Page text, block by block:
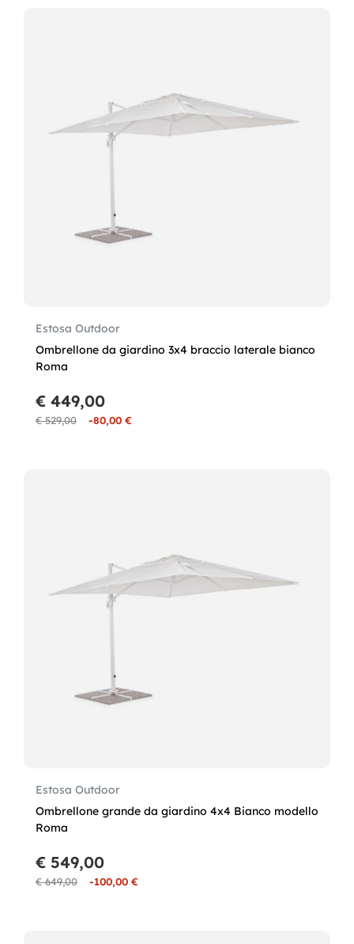
Estosa Outdoor
Ombrellone da giardino 3x4 braccio laterale bianco
Roma
€ 529,00 -80,00 €
€ 449,00
Estosa Outdoor
Ombrellone grande da giardino 4x4 Bianco modello
Roma
€ 649,00 -100,00 €
€ 549,00